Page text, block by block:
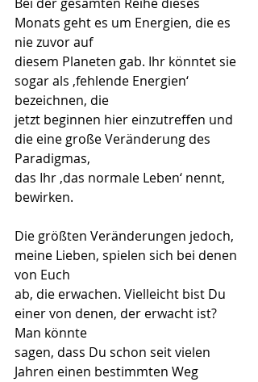
Monats geht es um Energien, die es
nie zuvor auf
diesem Planeten gab. Ihr könntet sie
sogar als ‚fehlende Energien‘
bezeichnen, die
jetzt beginnen hier einzutreffen und
die eine große Veränderung des
Paradigmas,
das Ihr ‚das normale Leben‘ nennt,
bewirken.
Die größten Veränderungen jedoch,
meine Lieben, spielen sich bei denen
von Euch
ab, die erwachen. Vielleicht bist Du
einer von denen, der erwacht ist?
Man könnte
sagen, dass Du schon seit vielen
Jahren einen bestimmten Weg